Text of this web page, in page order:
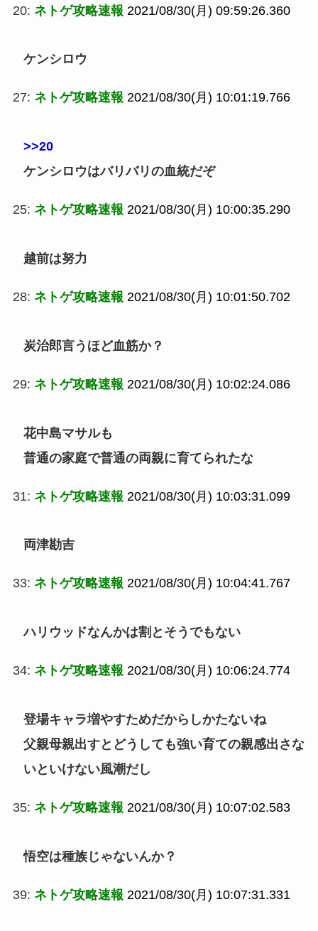
20: ネトゲ攻略速報 2021/08/30(月) 09:59:26.360
ケンシロウ
27: ネトゲ攻略速報 2021/08/30(月) 10:01:19.766
>>20
ケンシロウはバリバリの血統だぞ
25: ネトゲ攻略速報 2021/08/30(月) 10:00:35.290
越前は努力
28: ネトゲ攻略速報 2021/08/30(月) 10:01:50.702
炭治郎言うほど血筋か？
29: ネトゲ攻略速報 2021/08/30(月) 10:02:24.086
花中島マサルも
普通の家庭で普通の両親に育てられたな
31: ネトゲ攻略速報 2021/08/30(月) 10:03:31.099
両津勘吉
33: ネトゲ攻略速報 2021/08/30(月) 10:04:41.767
ハリウッドなんかは割とそうでもない
34: ネトゲ攻略速報 2021/08/30(月) 10:06:24.774
登場キャラ増やすためだからしかたないね
父親母親出すとどうしても強い育ての親感出さな
いといけない風潮だし
35: ネトゲ攻略速報 2021/08/30(月) 10:07:02.583
悟空は種族じゃないんか？
39: ネトゲ攻略速報 2021/08/30(月) 10:07:31.331